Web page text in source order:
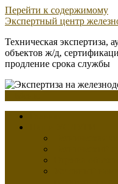
Перейти к содержимому
Экспертный центр
Техническая экспертиза,
объектов ж/д,
продление срока службы